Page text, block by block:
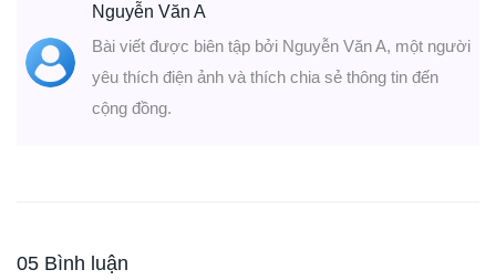
Nguyễn Văn A
Bài viết được biên tập bởi Nguyễn Văn A, một người
yêu thích điện ảnh và thích chia sẻ thông tin đến
cộng đồng.
05 Bình luận